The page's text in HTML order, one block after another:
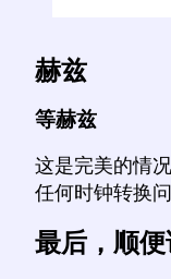
赫兹
等赫兹
这是完美的情
任何时钟转换问
最后，顺